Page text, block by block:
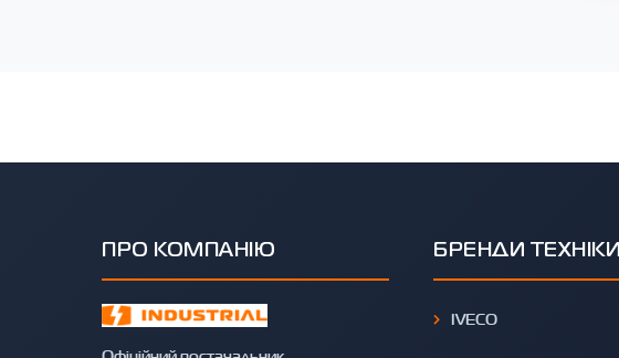
ПРО КОМПАНІЮ БРЕНДИ ТЕХНІКИ
IVECO